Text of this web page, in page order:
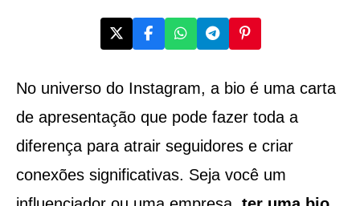
No universo do Instagram, a bio é uma carta
de apresentação que pode fazer toda a
diferença para atrair seguidores e criar
conexões significativas. Seja você um